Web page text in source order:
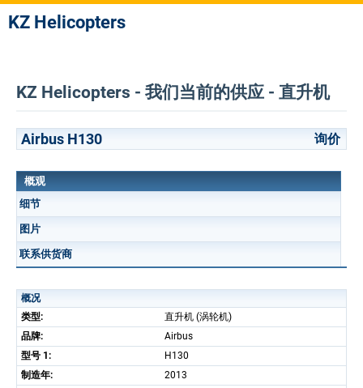
KZ Helicopters
KZ Helicopters - 我们当前的供应 - 直升机
Airbus H130 询价
概观
细节
图片
联系供货商
概况
类型:
直升机 (涡轮机)
品牌:
Airbus
型号 1:
H130
制造年:
2013